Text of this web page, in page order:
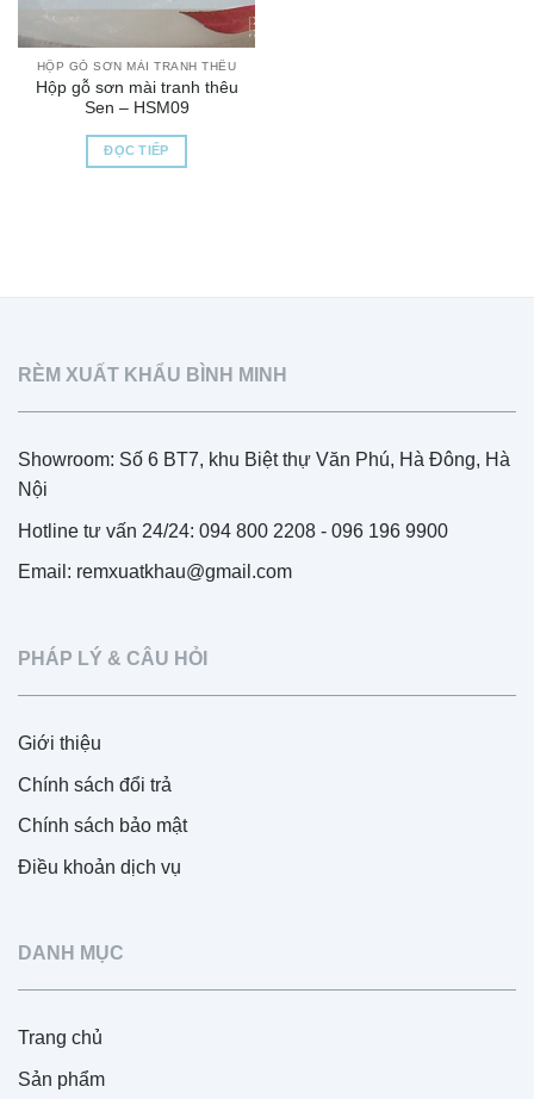
HỘP GỖ SƠN MÀI TRANH THÊU
Hộp gỗ sơn mài tranh thêu
Sen – HSM09
ĐỌC TIẾP
RÈM XUẤT KHẨU BÌNH MINH
Showroom: Số 6 BT7, khu Biệt thự Văn Phú, Hà Đông, Hà
Nội
Hotline tư vấn 24/24: 094 800 2208 - 096 196 9900
Email: remxuatkhau@gmail.com
PHÁP LÝ & CÂU HỎI
Giới thiệu
Chính sách đổi trả
Chính sách bảo mật
Điều khoản dịch vụ
DANH MỤC
Trang chủ
Sản phẩm